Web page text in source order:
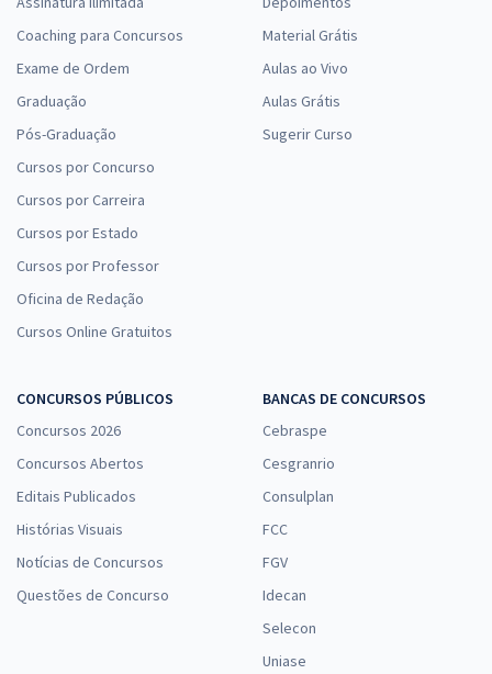
Coaching para Concursos
Exame de Ordem
Graduação
Pós-Graduação
Cursos por Concurso
Cursos por Carreira
Cursos por Estado
Cursos por Professor
Oficina de Redação
Cursos Online Gratuitos
Material Grátis
Aulas ao Vivo
Aulas Grátis
Sugerir Curso
CONCURSOS PÚBLICOS
Concursos 2026
Concursos Abertos
Editais Publicados
Histórias Visuais
Notícias de Concursos
Questões de Concurso
BANCAS DE CONCURSOS
Cebraspe
Cesgranrio
Consulplan
FCC
FGV
Idecan
Selecon
Uniase